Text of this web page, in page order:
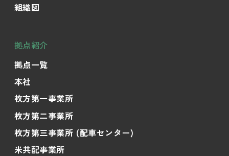
組織図
拠点紹介
拠点一覧
本社
枚方第一事業所
枚方第二事業所
枚方第三事業所 (配車センター)
米共配事業所